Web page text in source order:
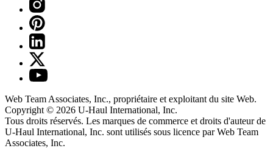
Web Team Associates, Inc., propriétaire et exploitant du site Web.
Copyright © 2026 U-Haul International, Inc.
Tous droits réservés. Les marques de commerce et droits d'auteur de
U-Haul International, Inc. sont utilisés sous licence par Web Team
Associates, Inc.